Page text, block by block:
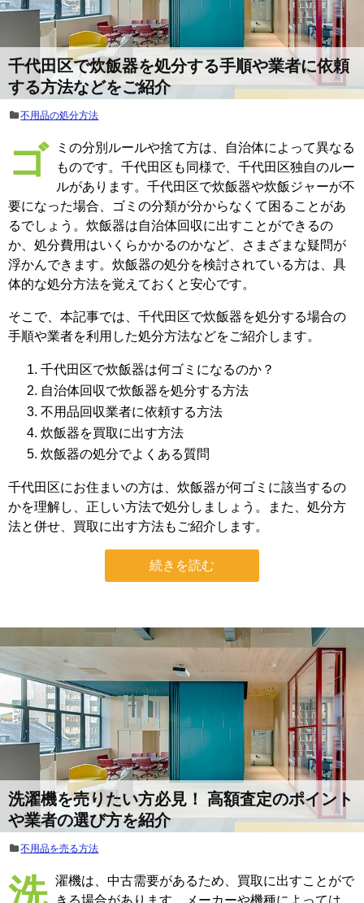
千代田区で炊飯器を処分する手順や業者に依頼
する方法などをご紹介
不用品の処分方法
ゴミの分別ルールや捨て方は、自治体によって異なる
ものです。千代田区も同様で、千代田区独自のルー
ルがあります。千代田区で炊飯器や炊飯ジャーが不
要になった場合、ゴミの分類が分からなくて困ることがあ
るでしょう。炊飯器は自治体回収に出すことができるの
か、処分費用はいくらかかるのかなど、さまざまな疑問が
浮かんできます。炊飯器の処分を検討されている方は、具
体的な処分方法を覚えておくと安心です。
そこで、本記事では、千代田区で炊飯器を処分する場合の
手順や業者を利用した処分方法などをご紹介します。
千代田区で炊飯器は何ゴミになるのか？
自治体回収で炊飯器を処分する方法
不用品回収業者に依頼する方法
炊飯器を買取に出す方法
炊飯器の処分でよくある質問
千代田区にお住まいの方は、炊飯器が何ゴミに該当するの
かを理解し、正しい方法で処分しましょう。また、処分方
法と併せ、買取に出す方法もご紹介します。
続きを読む
洗濯機を売りたい方必見！ 高額査定のポイント
や業者の選び方を紹介
不用品を売る方法